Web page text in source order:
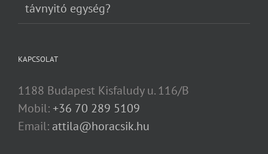
távnyitó egység?
KAPCSOLAT
1188 Budapest Kisfaludy u. 116/B
Mobil:+36 70 289 5109
Email: attila@horacsik.hu